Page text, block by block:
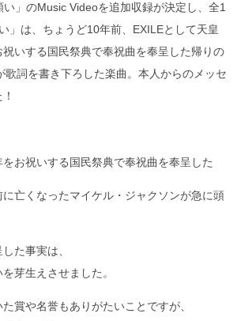
い」のMusic Videoを追加収録が決定し、全1
」は、ちょうど10年前、EXILEとして天皇
いする国民祭典で奉祝曲を奉呈した帰りの
歌詞を書き下ろした楽曲。本人からのメッセ
お祝いする国民祭典で奉祝曲を奉呈した
亡くなったマイケル・ジャクソンが急に頭
た事実は、
芽生えさせました。
賞や名誉もありがたいことですが、